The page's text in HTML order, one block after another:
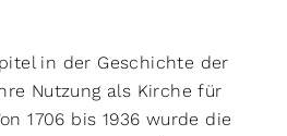
in der Geschichte der
Nutzung als Kirche für
1706 bis 1936 wurde die